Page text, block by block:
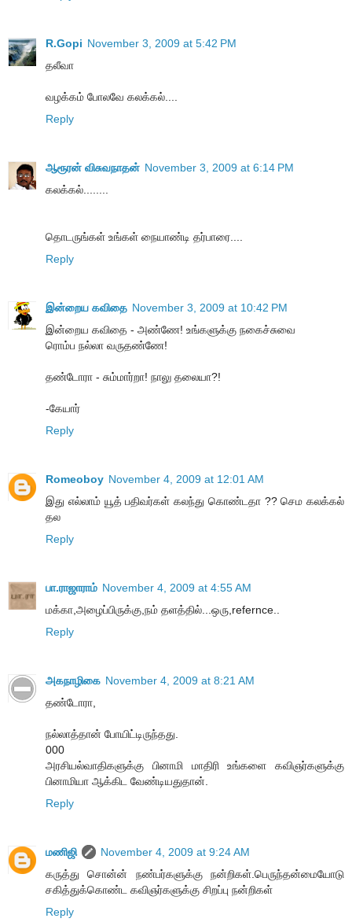
R.Gopi November 3, 2009 at 5:42 PM
தலீவா
வழக்கம் போலவே கலக்கல்....
Reply
ஆரூரன் விசுவநாதன் November 3, 2009 at 6:14 PM
கலக்கல்........
தொடருங்கள் உங்கள் நையாண்டி தர்பாரை....
Reply
இன்றைய கவிதை November 3, 2009 at 10:42 PM
இன்றைய கவிதை - அண்ணே! உங்களுக்கு நகைச்சுவை
ரொம்ப நல்லா வருதண்ணே!
தண்டோரா - சும்மார்றா! நாலு தலையா?!
-கேயார்
Reply
Romeoboy November 4, 2009 at 12:01 AM
இது எல்லாம் யூத் பதிவர்கள் கலந்து கொண்டதா ?? செம கலக்கல்
தல
Reply
பா.ராஜாராம் November 4, 2009 at 4:55 AM
மக்கா,அழைப்பிருக்கு,நம் தளத்தில்...ஒரு,refernce..
Reply
அகநாழிகை November 4, 2009 at 8:21 AM
தண்டோரா,
நல்லாத்தான் போயிட்டிருந்தது.
000
அரசியல்வாதிகளுக்கு பினாமி மாதிரி உங்களை கவிஞர்களுக்கு
பினாமியா ஆக்கிட வேண்டியதுதான்.
Reply
மணிஜி
November 4, 2009 at 9:24 AM
கருத்து சொன்ன் நண்பர்களுக்கு நன்றிகள்.பெருந்தன்மையோடு
சகித்துக்கொண்ட கவிஞர்களுக்கு சிறப்பு நன்றிகள்
Reply